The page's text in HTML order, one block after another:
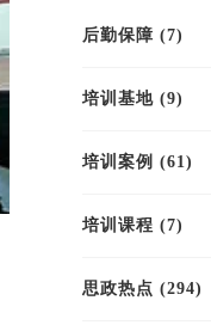
后勤保障 (7)
培训基地 (9)
培训案例 (61)
培训课程 (7)
思政热点 (294)